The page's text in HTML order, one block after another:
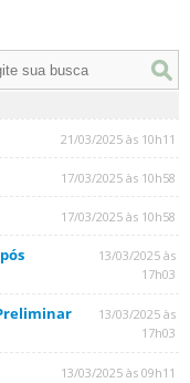
21/03/2025 às 10h11
17/03/2025 às 10h58
17/03/2025 às 10h58
13/03/2025 às
17h03
13/03/2025 às
17h03
13/03/2025 às 09h11